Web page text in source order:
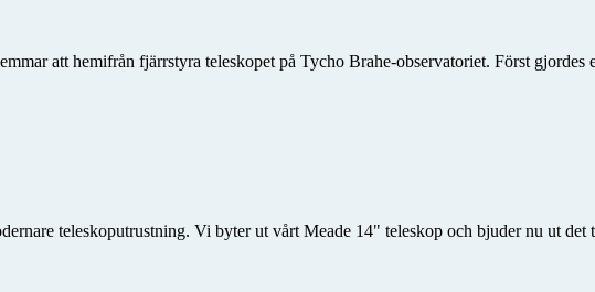
att hemifrån fjärrstyra teleskopet på Tycho Brahe-observatoriet. Först gjordes
teleskoputrustning. Vi byter ut vårt Meade 14" teleskop och bjuder nu ut